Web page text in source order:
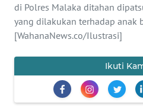
di Polres Malaka ditahan
yang dilakukan terhadap anak
[WahanaNews.co/Ilustrasi]
Ikuti
PENDIDIKAN